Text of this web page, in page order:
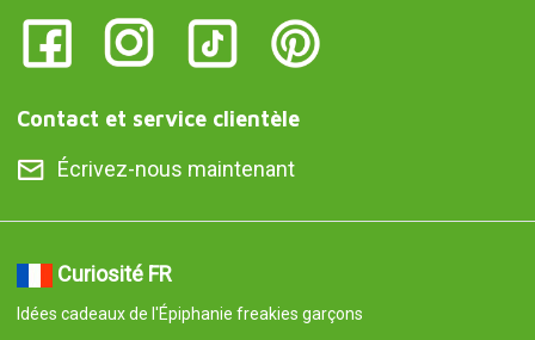
Contact et service clientèle
Écrivez-nous maintenant
Curiosité FR
Idées cadeaux de l'Épiphanie freakies garçons